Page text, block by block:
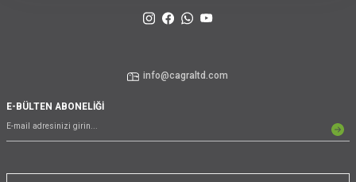
info@cagraltd.com
E-BÜLTEN ABONELİĞİ